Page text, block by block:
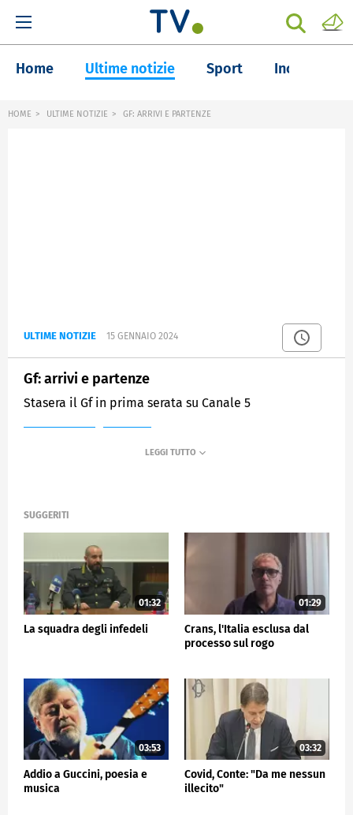
Home Ultime notizie Sport Inchieste
HOME ULTIME NOTIZIE GF: ARRIVI E PARTENZE
ULTIME NOTIZIE 15 GENNAIO 2024
Gf: arrivi e partenze
Stasera il Gf in prima serata su Canale 5
SUGGERITI
01:32
La squadra degli infedeli
01:29
Crans, l'Italia esclusa dal
processo sul rogo
03:53
Addio a Guccini, poesia e
musica
03:32
Covid, Conte: "Da me nessun
illecito"